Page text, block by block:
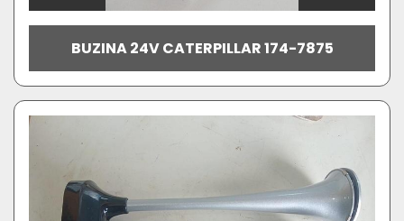
BUZINA 24V CATERPILLAR 174-7875